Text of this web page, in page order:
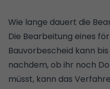
Wie lange dauert die
Die Bearbeitung eines
Bauvorbescheid kann
nachdem, ob ihr noch
müsst, kann das